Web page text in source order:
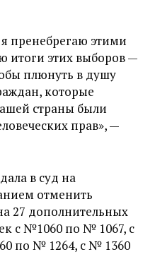
пренебрегаю этими
итоги этих выборов —
плюнуть в душу
которые
страны были
прав», —
в суд на
отменить
27 дополнительных
с №1060 по № 1067, с
по № 1264, с № 1360